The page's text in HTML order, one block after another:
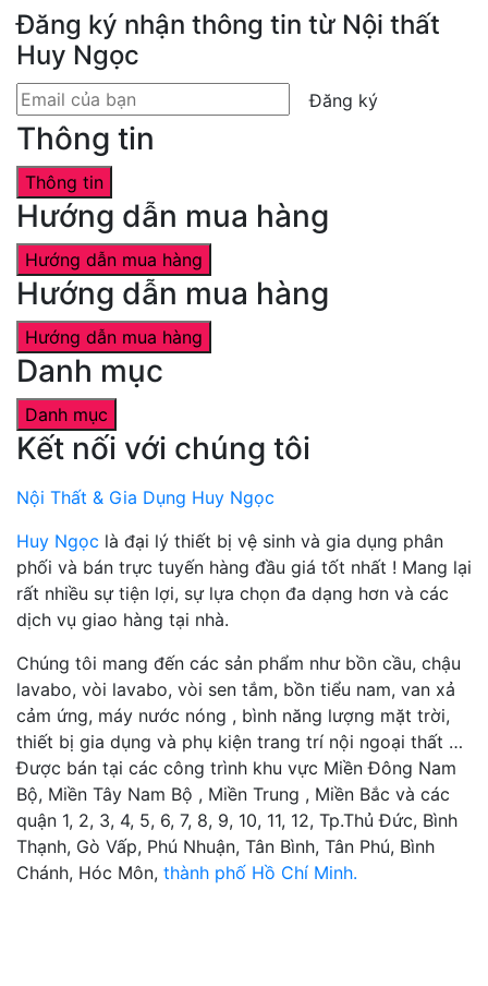
Đăng ký nhận thông tin từ Nội thất
Huy Ngọc
Đăng ký
Thông tin
Thông tin
Hướng dẫn mua hàng
Hướng dẫn mua hàng
Hướng dẫn mua hàng
Hướng dẫn mua hàng
Danh mục
Danh mục
Kết nối với chúng tôi
Nội Thất & Gia Dụng Huy Ngọc
Huy Ngọc là đại lý thiết bị vệ sinh và gia dụng phân
phối và bán trực tuyến hàng đầu giá tốt nhất ! Mang lại
rất nhiều sự tiện lợi, sự lựa chọn đa dạng hơn và các
dịch vụ giao hàng tại nhà.
Chúng tôi mang đến các sản phẩm như bồn cầu, chậu
lavabo, vòi lavabo, vòi sen tắm, bồn tiểu nam, van xả
cảm ứng, máy nước nóng , bình năng lượng mặt trời,
thiết bị gia dụng và phụ kiện trang trí nội ngoại thất …
Được bán tại các công trình khu vực Miền Đông Nam
Bộ, Miền Tây Nam Bộ , Miền Trung , Miền Bắc và các
quận 1, 2, 3, 4, 5, 6, 7, 8, 9, 10, 11, 12, Tp.Thủ Đức, Bình
Thạnh, Gò Vấp, Phú Nhuận, Tân Bình, Tân Phú, Bình
Chánh, Hóc Môn, thành phố Hồ Chí Minh.